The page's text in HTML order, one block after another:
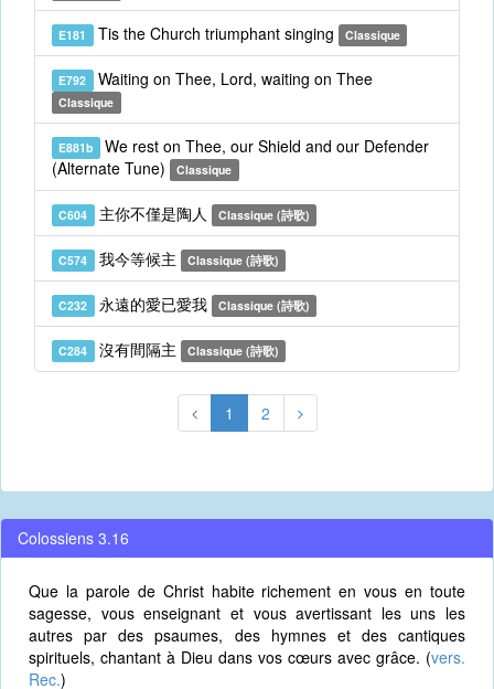
E181 Tis the Church triumphant singing Classique
E792 Waiting on Thee, Lord, waiting on Thee
Classique
E881b We rest on Thee, our Shield and our Defender
(Alternate Tune)
Classique
C604 主你不僅是陶人 Classique (詩歌)
C574 我今等候主 Classique (詩歌)
C232 永遠的愛已愛我 Classique (詩歌)
C284 沒有間隔主 Classique (詩歌)
1 2
Colossiens 3.16
Que la parole de Christ habite richement en vous en toute
sagesse, vous enseignant et vous avertissant les uns les
autres par des psaumes, des hymnes et des cantiques
spirituels, chantant à Dieu dans vos cœurs avec grâce. (vers.
Rec.)